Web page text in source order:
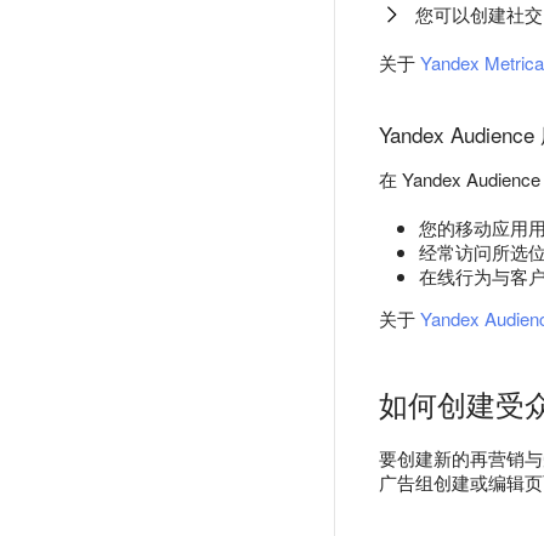
您可以创建社
关于Yandex Metrica
Yandex Audience
在 Yandex
您的移动应用
经常访问所选
在线行为与客
关于Yandex
如何创建受
要创建新的再营销
广告组创建或编辑